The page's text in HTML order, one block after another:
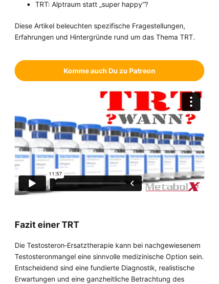
TRT: Alptraum statt „super happy“?
Diese Artikel beleuchten spezifische Fragestellungen,
Erfahrungen und Hintergründe rund um das Thema TRT.
Komme auch Du zu Patreon
Fazit einer TRT
Die Testosteron‑Ersatztherapie kann bei nachgewiesenem
Testosteronmangel eine sinnvolle medizinische Option sein.
Entscheidend sind eine fundierte Diagnostik, realistische
Erwartungen und eine ganzheitliche Betrachtung des